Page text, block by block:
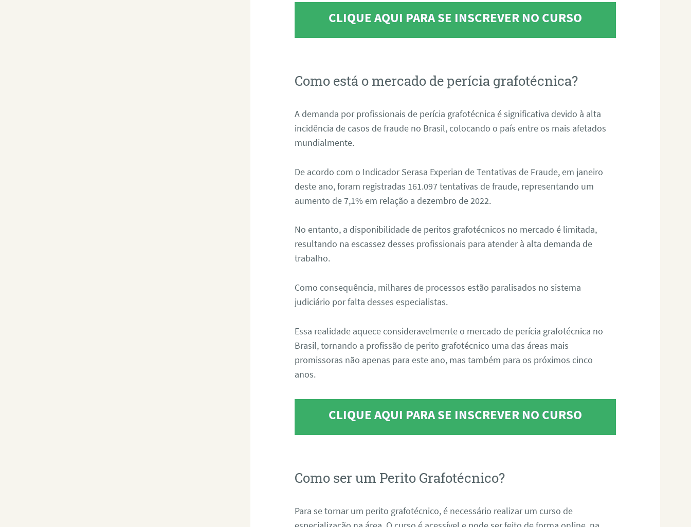
CLIQUE AQUI PARA SE INSCREVER NO CURSO
Como está o mercado de perícia grafotécnica?
A demanda por profissionais de perícia grafotécnica é significativa devido à alta
incidência de casos de fraude no Brasil, colocando o país entre os mais afetados
mundialmente.
De acordo com o Indicador Serasa Experian de Tentativas de Fraude, em janeiro
deste ano, foram registradas 161.097 tentativas de fraude, representando um
aumento de 7,1% em relação a dezembro de 2022.
No entanto, a disponibilidade de peritos grafotécnicos no mercado é limitada,
resultando na escassez desses profissionais para atender à alta demanda de
trabalho.
Como consequência, milhares de processos estão paralisados no sistema
judiciário por falta desses especialistas.
Essa realidade aquece consideravelmente o mercado de perícia grafotécnica no
Brasil, tornando a profissão de perito grafotécnico uma das áreas mais
promissoras não apenas para este ano, mas também para os próximos cinco
anos.
CLIQUE AQUI PARA SE INSCREVER NO CURSO
Como ser um Perito Grafotécnico?
Para se tornar um perito grafotécnico, é necessário realizar um curso de